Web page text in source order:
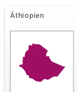
Äthiopien